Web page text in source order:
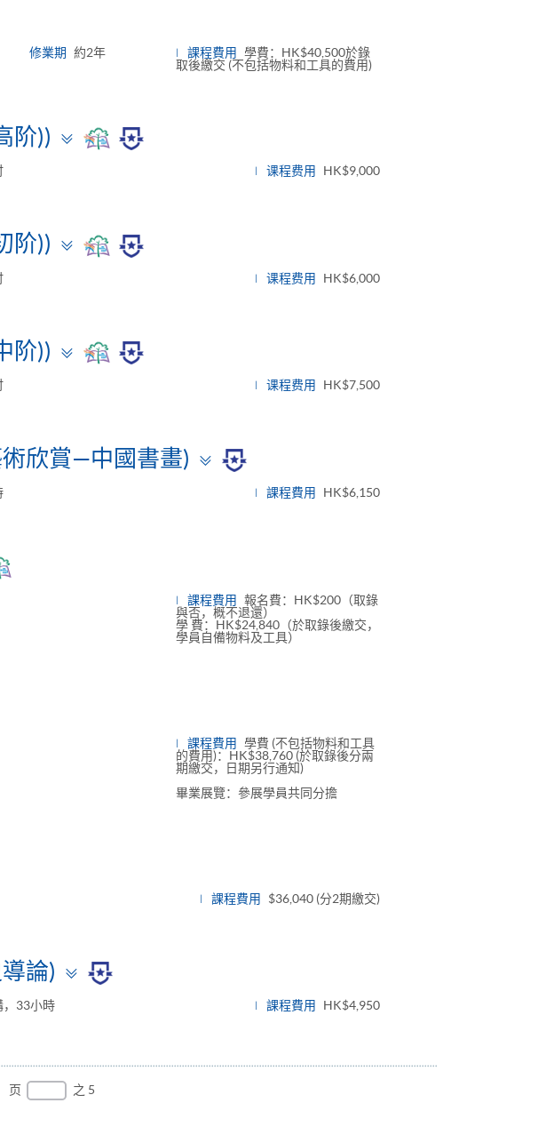
修業期 約2年 課程費用
學費：HK$40,500於錄
取後繳交 (不包括物料和工具的費用)
阶))
Toggle
课程费用 HK$9,000
阶))
Toggle
课程费用 HK$6,000
阶))
Toggle
课程费用 HK$7,500
欣賞—中國書畫)
Toggle
panel課程費用 HK$6,150
課程費用
報名費：HK$200（取錄
與否，概不退還）
學 費：HK$24,840（於取錄後繳交，
學員自備物料及工具）
課程費用
學費 (不包括物料和工具
的費用)：HK$38,760 (於取錄後分兩
期繳交，日期另行通知)
畢業展覽：參展學員共同分擔
課程費用 $36,040 (分2期繳交)
論)
Toggle
，33小時 課程費用 HK$4,950
页 之 5